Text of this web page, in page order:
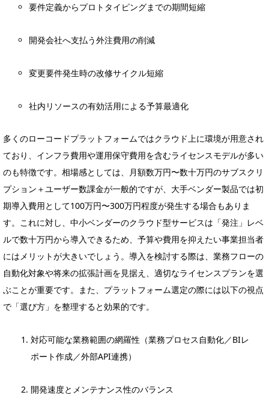
要件定義からプロトタイピングまでの期間短縮
開発会社へ支払う外注費用の削減
変更要件発生時の改修サイクル短縮
社内リソースの有効活用による予算最適化
多くのローコードプラットフォームではクラウド上に環境が用意され
ており、インフラ費用や運用保守費用を含むライセンスモデルが多い
のも特徴です。相場感としては、月額数万円〜数十万円のサブスクリ
プション＋ユーザー数課金が一般的ですが、大手ベンダー製品では初
期導入費用として100万円〜300万円程度が発生する場合もありま
す。これに対し、中小ベンダーのクラウド型サービスは「発注」レベ
ルで数十万円から導入できるため、予算や費用を抑えたい事業担当者
にはメリットが大きいでしょう。導入を検討する際は、業務フローの
自動化対象や将来の拡張計画を見据え、適切なライセンスプランを選
ぶことが重要です。また、プラットフォーム選定の際には以下の視点
で「選び方」を整理すると効果的です。
対応可能な業務範囲の網羅性（業務プロセス自動化／BIレ
ポート作成／外部API連携）
開発速度とメンテナンス性のバランス